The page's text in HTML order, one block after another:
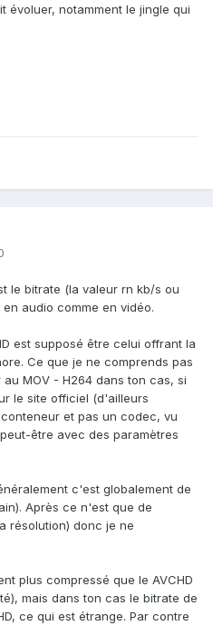
évoluer, notamment le jingle qui
le bitrate (la valeur rn kb/s ou
audio comme en vidéo.
est supposé être celui offrant la
Ce que je ne comprends pas
MOV - H264 dans ton cas, si
le site officiel (d'ailleurs
et pas un codec, vu
être avec des paramètres
c'est globalement de
Après ce n'est que de
résolution) donc je ne
plus compressé que le AVCHD
mais dans ton cas le bitrate de
ce qui est étrange. Par contre